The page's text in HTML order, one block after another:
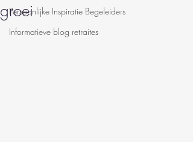
Persoonlijke Inspiratie Begeleiders
Informatieve blog retraites
groei